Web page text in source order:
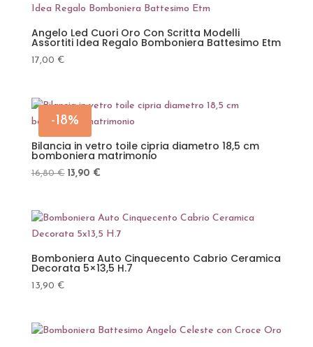
Angelo Led Cuori Oro Con Scritta Modelli
Assortiti Idea Regalo Bomboniera Battesimo Etm
17,00 €
-18%
Bilancia in vetro toile cipria diametro 18,5 cm
bomboniera matrimonio
16,80€ Il
era:
16,80 €.
13,90 €Il
è:
13,90 €.
Bomboniera Auto Cinquecento Cabrio Ceramica
Decorata 5×13,5 H.7
13,90 €